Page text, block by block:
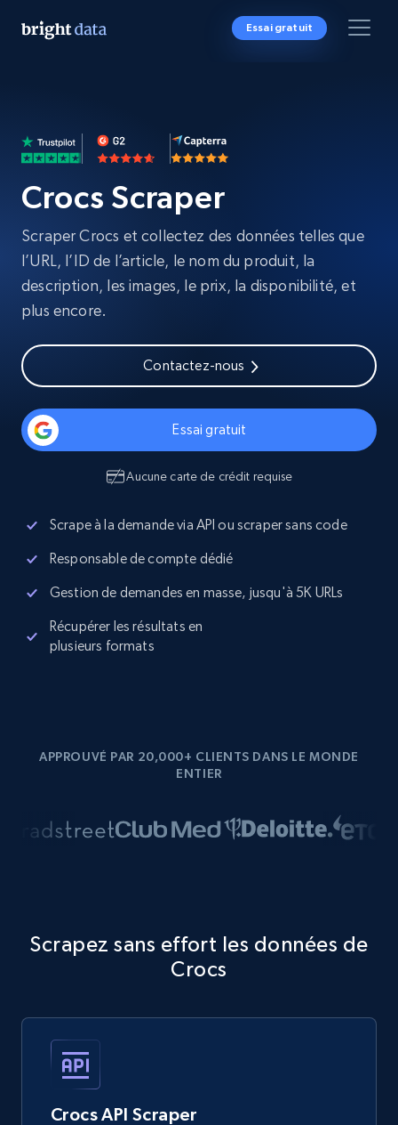
Essai gratuit
Crocs Scraper
Scraper Crocs et collectez des données telles que
l’URL, l’ID de l’article, le nom du produit, la
description, les images, le prix, la disponibilité, et
plus encore.
Contactez-nous
Essai gratuit
Aucune carte de crédit requise
Scrape à la demande via API ou scraper sans code
Responsable de compte dédié
Gestion de demandes en masse, jusqu'à 5K URLs
Récupérer les résultats en
plusieurs formats
APPROUVÉ PAR 20,000+ CLIENTS DANS LE MONDE
ENTIER
Scrapez sans effort les données de
Crocs
Crocs API Scraper